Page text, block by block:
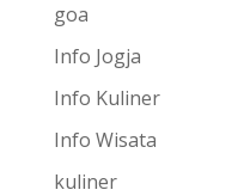
goa
Info Jogja
Info Kuliner
Info Wisata
kuliner